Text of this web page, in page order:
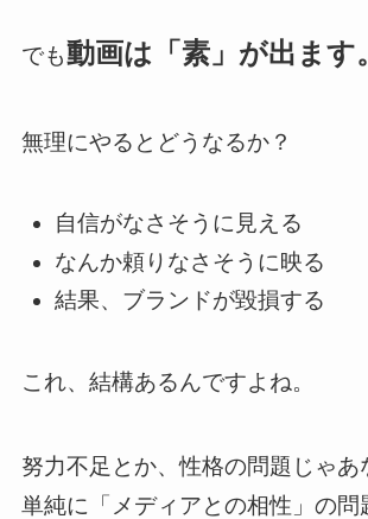
でも動画は「素」が出ます。
無理にやるとどうなるか？
自信がなさそうに見える
なんか頼りなさそうに映る
結果、ブランドが毀損する
これ、結構あるんですよね。
努力不足とか、性格の問題じゃあ
単純に「メディアとの相性」の問